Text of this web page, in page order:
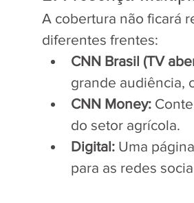
​A cobertura não ficará
diferentes frentes:
CNN Brasil (TV
grande audiência,
CNN Money:
do setor agrícola.
Digital: Uma
para as redes